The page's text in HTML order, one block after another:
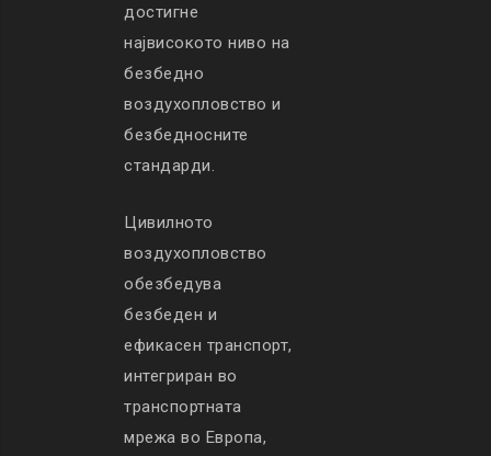
достигне
највисокото ниво на
безбедно
воздухопловство и
безбедносните
стандарди.
Цивилното
воздухопловство
обезбедува
безбеден и
ефикасен транспорт,
интегриран во
транспортната
мрежа во Европа,